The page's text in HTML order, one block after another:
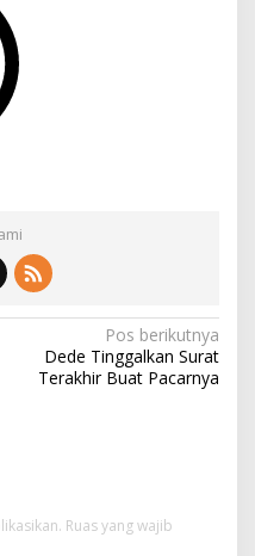
Pos berikutnya
Dede Tinggalkan Surat
Terakhir Buat Pacarnya
Ruas yang wajib